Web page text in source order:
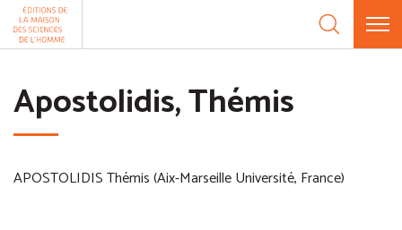
Aller au contenu
Apostolidis, Thémis
APOSTOLIDIS Thémis (Aix-Marseille Université, France)
Panneau de gestion des cookies